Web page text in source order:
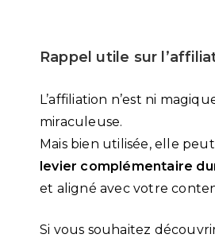
Rappel utile sur
L’affiliation n’est ni
miraculeuse.
Mais bien utilisée, elle
levier complémentaire
et aligné avec votre
Si vous souhaitez